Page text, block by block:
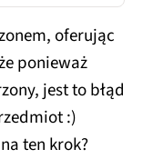
oferując
ponieważ
jest to błąd
:)
ten krok?